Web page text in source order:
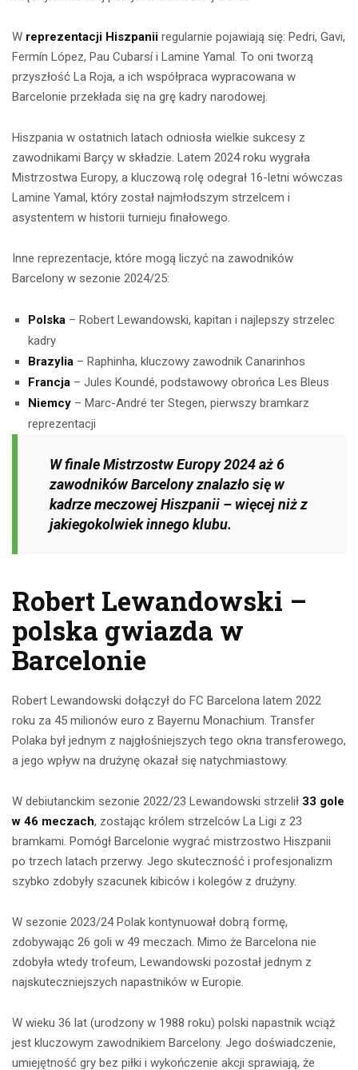
W reprezentacji Hiszpanii regularnie pojawiają się: Pedri, Gavi,
Fermín López, Pau Cubarsí i Lamine Yamal. To oni tworzą
przyszłość La Roja, a ich współpraca wypracowana w
Barcelonie przekłada się na grę kadry narodowej.
Hiszpania w ostatnich latach odniosła wielkie sukcesy z
zawodnikami Barçy w składzie. Latem 2024 roku wygrała
Mistrzostwa Europy, a kluczową rolę odegrał 16-letni wówczas
Lamine Yamal, który został najmłodszym strzelcem i
asystentem w historii turnieju finałowego.
Inne reprezentacje, które mogą liczyć na zawodników
Barcelony w sezonie 2024/25:
Polska – Robert Lewandowski, kapitan i najlepszy strzelec
kadry
Brazylia – Raphinha, kluczowy zawodnik Canarinhos
Francja – Jules Koundé, podstawowy obrońca Les Bleus
Niemcy – Marc-André ter Stegen, pierwszy bramkarz
reprezentacji
W finale Mistrzostw Europy 2024 aż 6
zawodników Barcelony znalazło się w
kadrze meczowej Hiszpanii – więcej niż z
jakiegokolwiek innego klubu.
Robert Lewandowski –
polska gwiazda w
Barcelonie
Robert Lewandowski dołączył do FC Barcelona latem 2022
roku za 45 milionów euro z Bayernu Monachium. Transfer
Polaka był jednym z najgłośniejszych tego okna transferowego,
a jego wpływ na drużynę okazał się natychmiastowy.
W debiutanckim sezonie 2022/23 Lewandowski strzelił 33 gole
w 46 meczach, zostając królem strzelców La Ligi z 23
bramkami. Pomógł Barcelonie wygrać mistrzostwo Hiszpanii
po trzech latach przerwy. Jego skuteczność i profesjonalizm
szybko zdobyły szacunek kibiców i kolegów z drużyny.
W sezonie 2023/24 Polak kontynuował dobrą formę,
zdobywając 26 goli w 49 meczach. Mimo że Barcelona nie
zdobyła wtedy trofeum, Lewandowski pozostał jednym z
najskuteczniejszych napastników w Europie.
W wieku 36 lat (urodzony w 1988 roku) polski napastnik wciąż
jest kluczowym zawodnikiem Barcelony. Jego doświadczenie,
umiejętność gry bez piłki i wykończenie akcji sprawiają, że